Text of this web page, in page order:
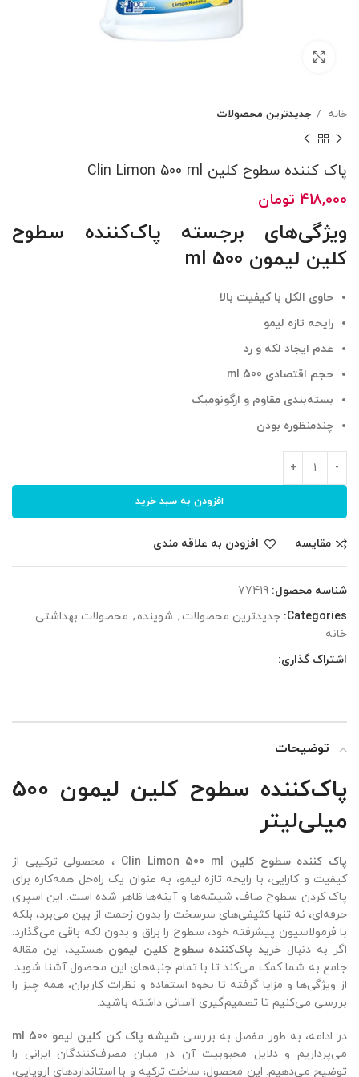
خانه جدیدترین محصولات
پاک کننده سطوح کلین Clin Limon 500 ml ‏
418,000 تومان
ویژگی‌های برجسته پاک‌کننده سطوح
کلین لیمون 500 ml
حاوی الکل با کیفیت بالا
رایحه تازه لیمو
عدم ایجاد لکه و رد
حجم اقتصادی 500 ml
بسته‌بندی مقاوم و ارگونومیک
چندمنظوره بودن
افزودن به سبد خرید
مقایسه افزودن به علاقه مندی
شناسه محصول: 77419
Categories: جدیدترین محصولات , شوینده , محصولات بهداشتی
خانه
اشتراک گذاری:
توضیحات
پاک‌کننده سطوح کلین لیمون 500
میلی‌لیتر
پاک کننده سطوح کلین Clin Limon 500 ml
‏، محصولی ترکیبی از
کیفیت و کارایی، با رایحه تازه لیمو، به عنوان یک راه‌حل همه‌کاره برای
پاک کردن سطوح صاف، شیشه‌ها و آینه‌ها ظاهر شده است. این اسپری
حرفه‌ای، نه تنها کثیفی‌های سرسخت را بدون زحمت از بین می‌برد، بلکه
با فرمولاسیون پیشرفته خود، سطوح را براق و بدون لکه باقی می‌گذارد.
اگر به دنبال خرید پاک‌کننده سطوح کلین لیمون هستید، این مقاله
جامع به شما کمک می‌کند تا با تمام جنبه‌های این محصول آشنا شوید.
از ویژگی‌ها و مزایا گرفته تا نحوه استفاده و نظرات کاربران، همه چیز را
بررسی می‌کنیم تا تصمیم‌گیری آسانی داشته باشید.
در ادامه، به طور مفصل به بررسیشیشه پاک کن کلین لیمو 500 ml
می‌پردازیم و دلایل محبوبیت آن در میان مصرف‌کنندگان ایرانی را
توضیح می‌دهیم. این محصول، ساخت ترکیه و با استانداردهای اروپایی،